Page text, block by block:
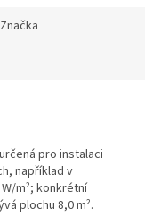
Značka
pro instalaci
například v
m²; konkrétní
plochu 8,0 m².